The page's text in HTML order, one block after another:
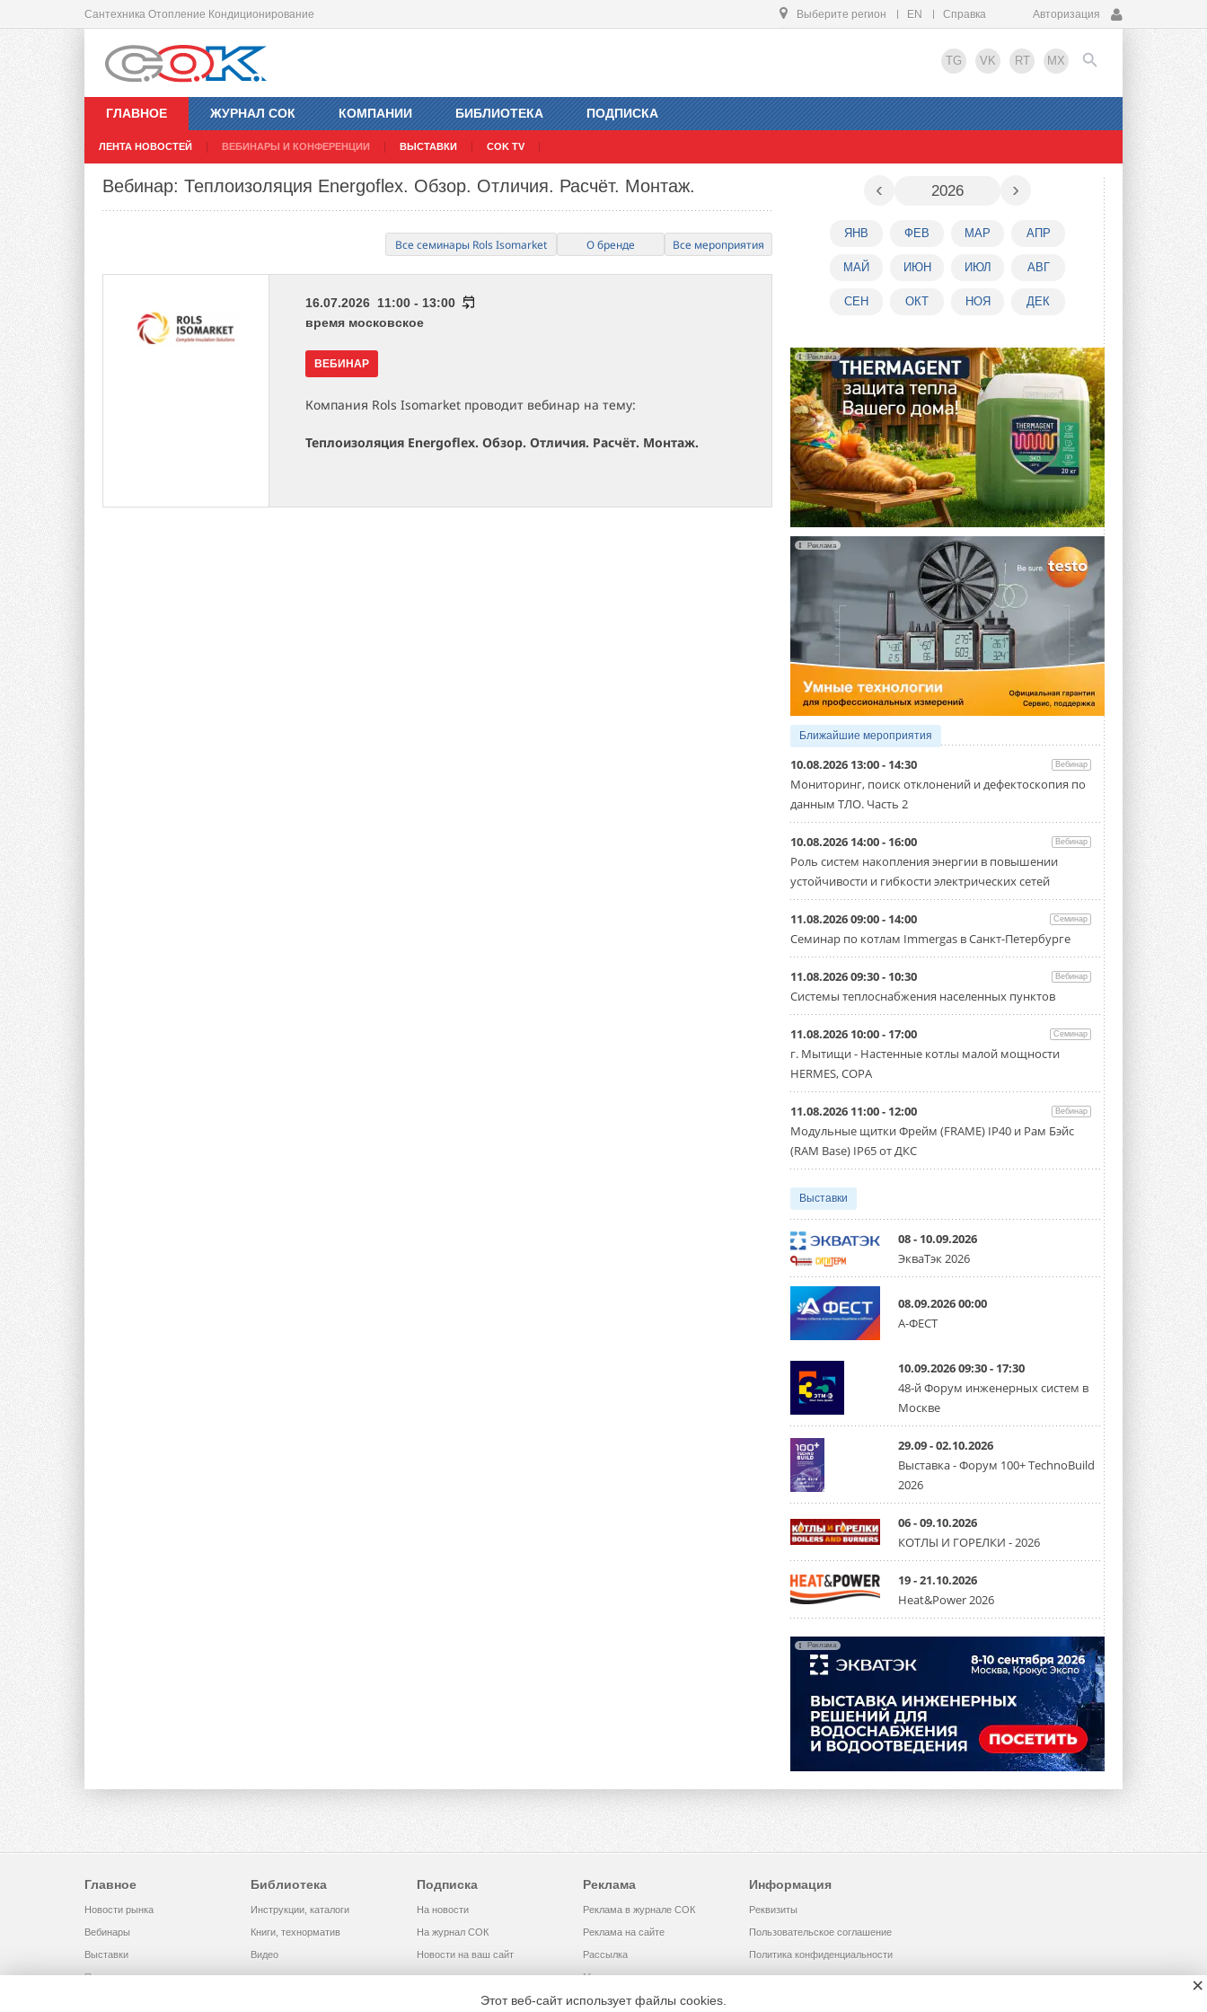
Сантехника Отопление Кондиционирование Выберите регион EN Справка Авторизация
TG VK RT MX
ГЛАВНОЕ
ЛЕНТА НОВОСТЕЙ ВЕБИНАРЫ И КОНФЕРЕНЦИИ ВЫСТАВКИ COK TV
ЖУРНАЛ СОК КОМПАНИИ БИБЛИОТЕКА ПОДПИСКА
EN
Вебинар: Теплоизоляция Energoflex. Обзор. Отличия. Расчёт. Монтаж.
Все семинары Rols Isomarket О бренде Все мероприятия
16.07.2026 11:00 - 13:00
время московское
ВЕБИНАР
Компания Rols Isomarket проводит вебинар на тему:
Теплоизоляция Energoflex. Обзор. Отличия. Расчёт. Монтаж.
‹ 2026 ›
ЯНВ ФЕВ МАР АПР
МАЙ ИЮН ИЮЛ АВГ
СЕН ОКТ НОЯ ДЕК
Реклама
Реклама
Ближайшие мероприятия
10.08.2026 13:00 - 14:30 Вебинар
Мониторинг, поиск отклонений и дефектоскопия по
данным ТЛО. Часть 2
10.08.2026 14:00 - 16:00 Вебинар
Роль систем накопления энергии в повышении
устойчивости и гибкости электрических сетей
11.08.2026 09:00 - 14:00 Семинар
Семинар по котлам Immergas в Санкт-Петербурге
11.08.2026 09:30 - 10:30 Вебинар
Системы теплоснабжения населенных пунктов
11.08.2026 10:00 - 17:00 Семинар
г. Мытищи - Настенные котлы малой мощности
HERMES, COPA
11.08.2026 11:00 - 12:00 Вебинар
Модульные щитки Фрейм (FRAME) IP40 и Рам Бэйс
(RAM Base) IP65 от ДКС
Выставки
08 - 10.09.2026
ЭкваТэк 2026
08.09.2026 00:00
А-ФЕСТ
10.09.2026 09:30 - 17:30
48-й Форум инженерных систем в
Москве
29.09 - 02.10.2026
Выставка - Форум 100+ TechnoBuild
2026
06 - 09.10.2026
КОТЛЫ И ГОРЕЛКИ - 2026
19 - 21.10.2026
Heat&Power 2026
Реклама
Главное
Новости рынка
Вебинары
Выставки
Помощь
Библиотека
Инструкции, каталоги
Книги, технорматив
Видео
Подписка
На новости
На журнал СОК
Новости на ваш сайт
Реклама
Реклама в журнале СОК
Реклама на сайте
Рассылка
Медиакит
Информация
Реквизиты
Пользовательское соглашение
Политика конфиденциальности
Этот веб-сайт использует файлы cookies.
×